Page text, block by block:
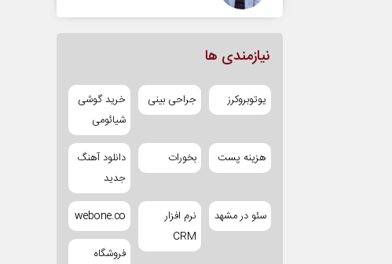
نیازمندی ها
یوتوبروکرز جراحی بینی
خرید گوشی
شیائومی
هزینه پست بخورات
دانلود آهنگ
جدید
سئو در مشهد
نرم افزار
CRM
webone.co
فروشگاه